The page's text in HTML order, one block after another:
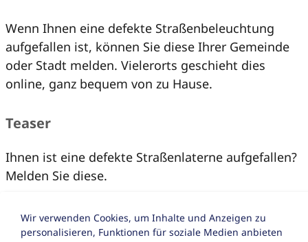
Wenn Ihnen eine defekte Straßenbeleuchtung
aufgefallen ist, können Sie diese Ihrer Gemeinde
oder Stadt melden. Vielerorts geschieht dies
online, ganz bequem von zu Hause.
Teaser
Ihnen ist eine defekte Straßenlaterne aufgefallen?
Melden Sie diese.
Zurück zur Übersicht
Wir verwenden Cookies, um Inhalte und Anzeigen zu
personalisieren, Funktionen für soziale Medien anbieten